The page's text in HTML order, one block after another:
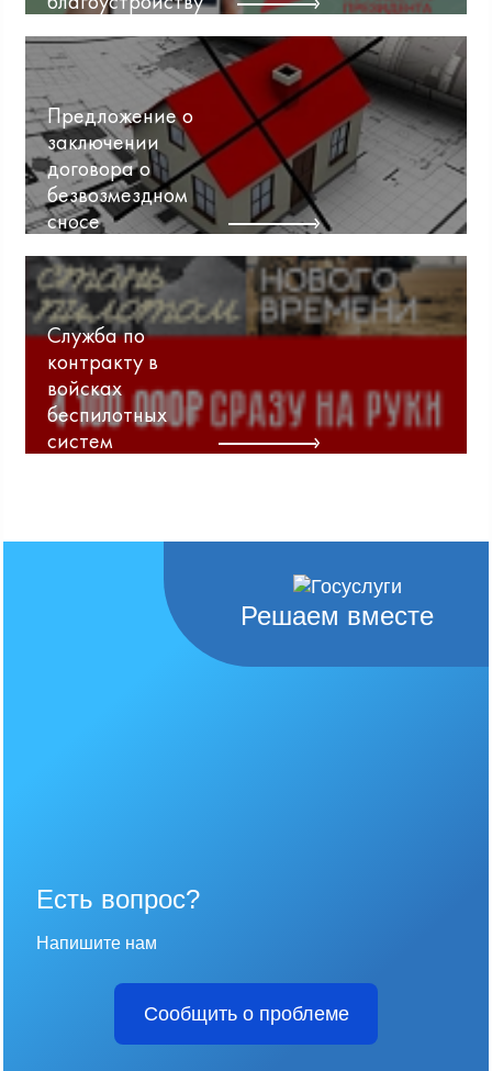
Предложение о
заключении
договора о
безвозмездном
сносе
Служба по
контракту в
войсках
беспилотных
систем
Решаем вместе
Есть вопрос?
Напишите нам
Сообщить о проблеме